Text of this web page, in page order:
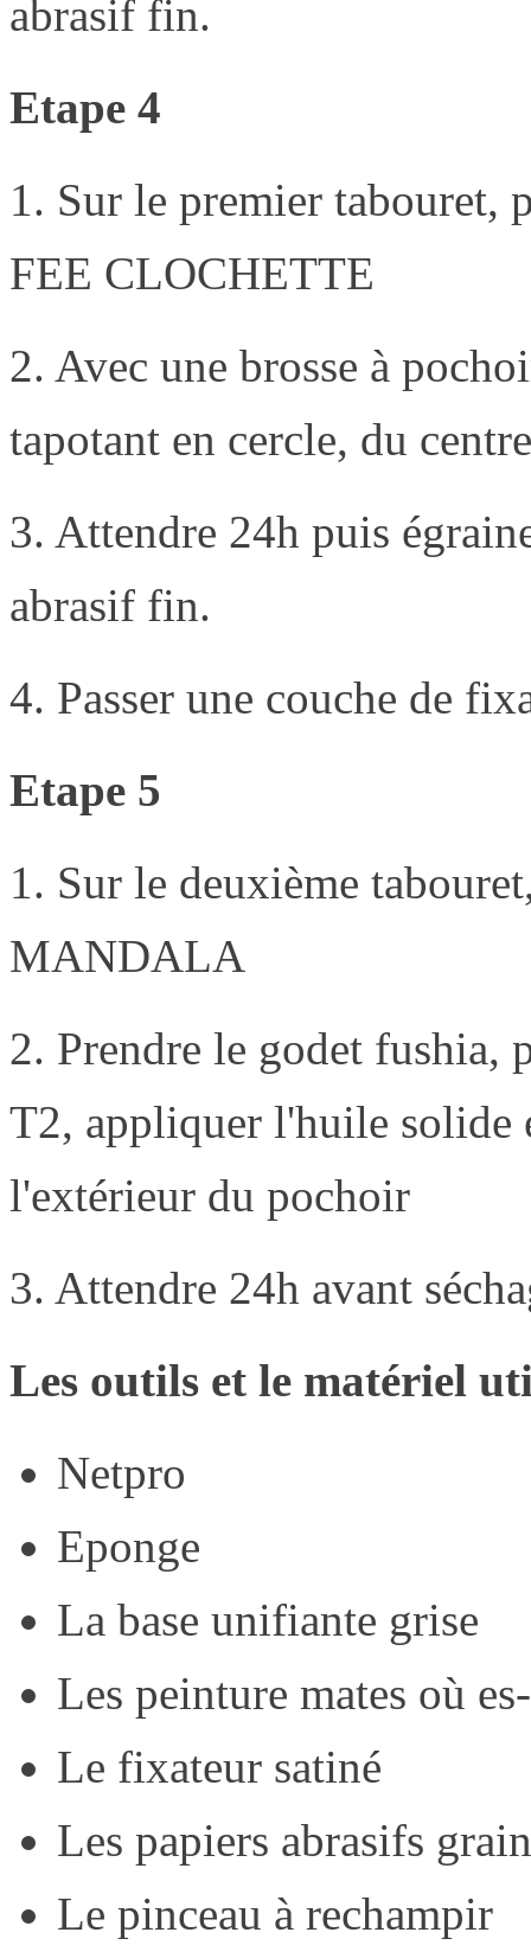
abrasif fin.
Etape 4
1. Sur le premier tabouret,
FEE CLOCHETTE
2. Avec une brosse à
tapotant en cercle, du
3. Attendre 24h puis
abrasif fin.
4. Passer une couche de
Etape 5
1. Sur le deuxième
MANDALA
2. Prendre le godet fushia,
T2, appliquer l'huile solide
l'extérieur du pochoir
3. Attendre 24h avant
Les outils et le matériel
Netpro
Eponge
La base unifiante grise
Les peinture mates où
Le fixateur satiné
Les papiers abrasifs
Le pinceau à rechampir